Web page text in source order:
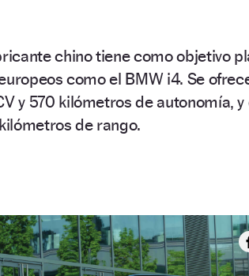
chino tiene como objetivo
como el BMW i4. Se
y 570 kilómetros de autonomía, y
de rango.